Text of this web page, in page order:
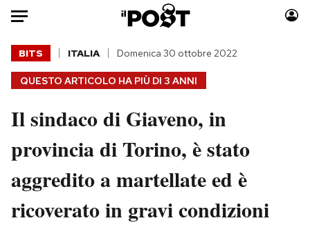
Auto
HOME
Italia
Politica
Tecnologia
Scienza
Moda
Consumismi
Storie/Idee
Media
QUESTO ARTICOLO HA PIÙ DI 3 ANNI
BITS ITALIA Domenica 30 ottobre 2022
Il sindaco di Giaveno, in
provincia di Torino, è stato
aggredito a martellate ed è
ricoverato in gravi condizioni